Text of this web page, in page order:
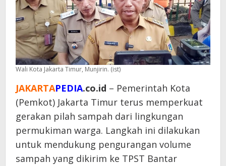
Wali Kota Jakarta Timur, Munjirin. (ist)
JAKARTAPEDIA.co.id – Pemerintah Kota
(Pemkot) Jakarta Timur terus memperkuat
gerakan pilah sampah dari lingkungan
permukiman warga. Langkah ini dilakukan
untuk mendukung pengurangan volume
sampah yang dikirim ke TPST Bantar